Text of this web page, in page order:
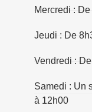
Mercredi :
Jeudi : De
Vendredi :
Samedi : Un
à 12h00